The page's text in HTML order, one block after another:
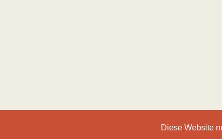
Diese Website